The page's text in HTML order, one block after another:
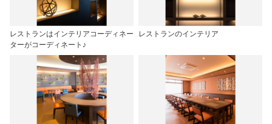
レストランはインテリアコーディネー
ターがコーディネート♪
レストランのインテリア